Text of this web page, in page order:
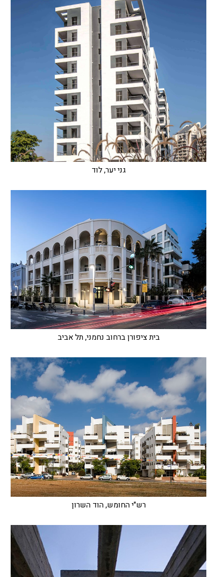
גני יער, לוד
בית ציפורן ברחוב נחמני, תל אביב
רש"י החומש, הוד השרון